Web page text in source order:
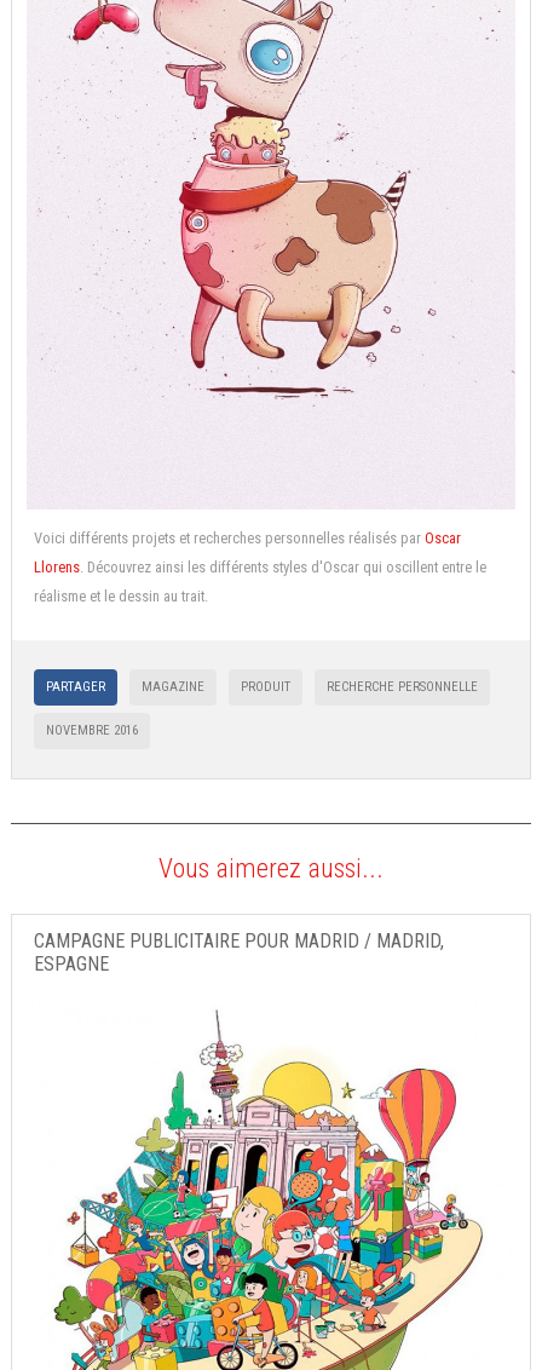
Voici différents projets et recherches personnelles réalisés par Oscar
Llorens. Découvrez ainsi les différents styles d'Oscar qui oscillent entre le
réalisme et le dessin au trait.
PARTAGER MAGAZINE PRODUIT RECHERCHE PERSONNELLE
NOVEMBRE 2016
Vous aimerez aussi...
CAMPAGNE PUBLICITAIRE POUR MADRID / MADRID,
ESPAGNE